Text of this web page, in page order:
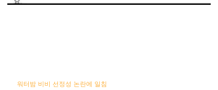
워터밤 비비 선정성 논란에 일침